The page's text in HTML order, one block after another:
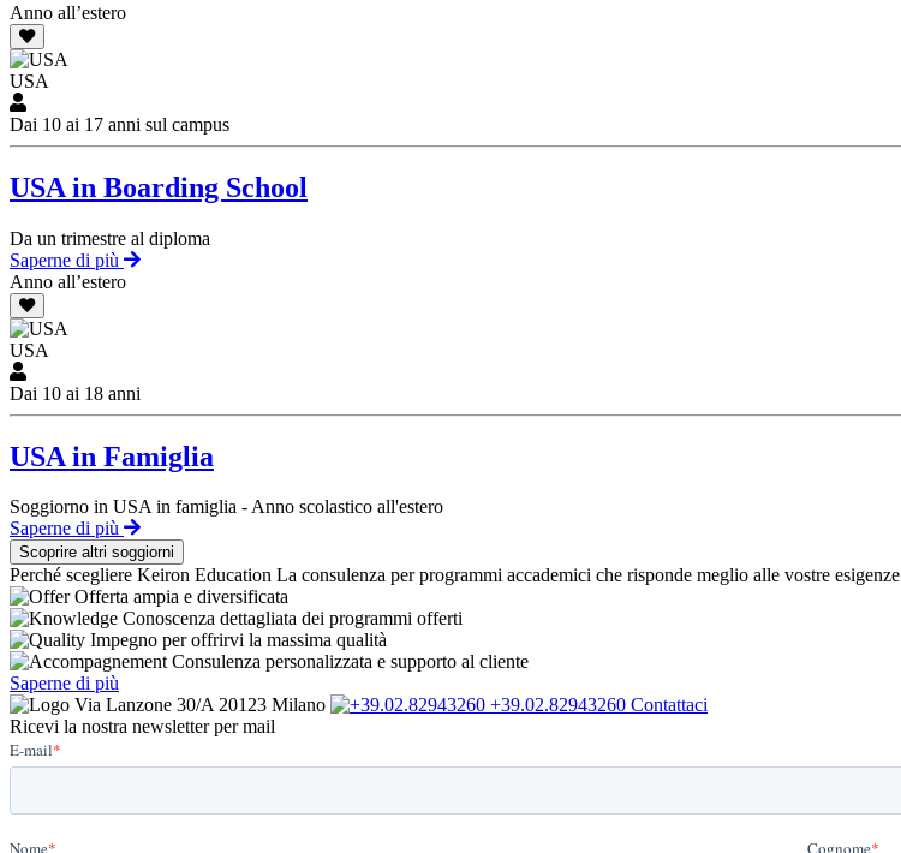
Anno all’estero
USA
Dai 10 ai 17 anni sul campus
USA in Boarding School
Da un trimestre al diploma
Saperne di più
Anno all’estero
USA
Dai 10 ai 18 anni
USA in Famiglia
Soggiorno in USA in famiglia - Anno scolastico all'estero
Saperne di più
Scoprire altri soggiorni
Perché scegliere Keiron Education La consulenza per programmi accademici che risponde meglio alle vostre esigenze
Offerta ampia e diversificata
Conoscenza dettagliata dei programmi offerti
Impegno per offrirvi la massima qualità
Consulenza personalizzata e supporto al cliente
Saperne di più
Via Lanzone 30/A 20123 Milano
+39.02.82943260 Contattaci
Ricevi la nostra newsletter per mail